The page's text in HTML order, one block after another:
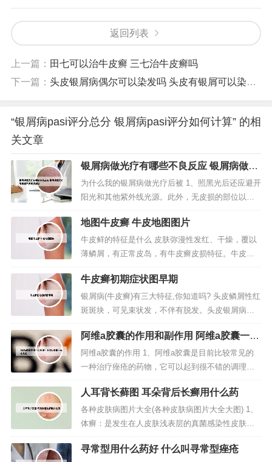
返回列表
上一篇： 田七可以治牛皮癣 三七治牛皮癣吗
下一篇： 头皮银屑病偶尔可以染发吗 头皮有银屑可以染头发?
“银屑病pasi评分总分 银屑病pasi评分如何计算” 的相
关文章
银屑病做光疗有哪些不良反应 银屑病做光
疗有哪些不良反应症状
为什么我的银屑病做光疗后被 1、照黑光后还应避开
阳光和其他紫外线光源。此外，无皮损的部位以及
外生殖器、妇女乳房等柔软部位，也应用衣服、浴
巾等遮盖起来，以免造成损伤。（3）部分患者接受
光疗时可出现头痛、头昏、乏力以及低血压等现象
等，应注意预防。2、长期使用会增加患皮肤色斑，
皮肤早衰，白内障等的机会。而...
地图牛皮癣 牛皮地图图片
牛皮鲜的特征是什么 皮肤弥漫性发红、干燥，覆以
薄鳞屑，有正常皮岛，有牛皮癣皮损特征。牛皮癣
（Psoriasis）是一种常见的慢性皮肤病，又称银屑
病。其特征是出现大小不等的丘疹，红斑，表面覆
盖着银白色鳞屑，边界清楚，好发于头皮、四肢伸
侧及背部。男性多于女性。春冬季节容易复发或加
重，而夏秋季多缓解。根据...
牛皮癣初期症状图早期
银屑病(牛皮癣)有三大特征,你知道吗? 头皮鳞屑性红
斑斑块，可见束状发，不伴有脱发。头皮银屑病可
单独发生或与全身其它部位皮损伴发。发生于头皮
部位的银屑病，最常与头皮脂溢性皮炎、头癣相混
淆。牛皮癣初期症状：常见的基础病变为红斑和鳞
屑，即在红斑的基础上出现白色鳞屑，常见于头
皮、肘部、膝盖周围、腰骶部、背...
阿维a胶囊的作用和副作用 阿维a胶囊一天
吃几粒
阿维a胶囊的作用 1、阿维a胶囊是目前比较常见的
一种治疗痤疮的药物，它可以起到很不错的调理作
用，对局部痤疮有一定的治疗效果，但是也会有副
作用，并且还会产生依赖性，所以建议服用之前咨
询一下相关医生，看看是否适合自己。2、阿维A胶
囊属于维甲酸类，主要成分是阿维A。用于治疗红皮
病型银屑病、脓疱型银屑病、角...
人耳背长藓图 耳朵背后长癣用什么药
各种皮肤病图片大全(各种皮肤病图片大全大图) 1、
体癣：是发生在人皮肤浅表层的真菌感染性皮肤
病，分为直接接触和间接接触传染。主要表现为红
色斑块、干鳞湿硬、皮肤瘙痒、多环重叠。2、这些
寻常型用什么药好 什么叫寻常型痤疮